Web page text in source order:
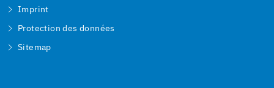
Imprint
Protection des données
Sitemap